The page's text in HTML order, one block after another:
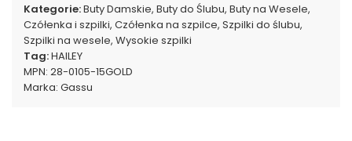
Kategorie:Buty Damskie, Buty do Ślubu, Buty na Wesele,
Czółenka i szpilki, Czółenka na szpilce, Szpilki do ślubu,
Szpilki na wesele, Wysokie szpilki
Tag:HAILEY
MPN: 28-0105-15GOLD
Marka: Gassu